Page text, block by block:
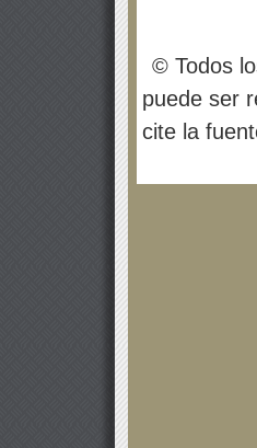
© Todos
puede ser
cite la